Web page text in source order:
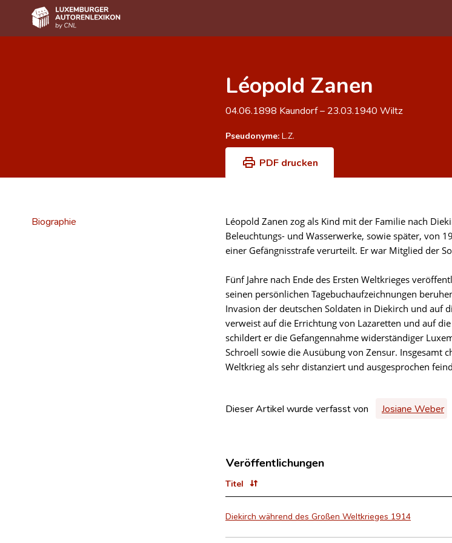
Forschungsgruppe
Léopold Zanen
04.06.1898 Kaundorf– 23.03.1940 Wiltz
Pseudonyme: L.Z.
PDF drucken
Biographie
Léopold Zanen zog als Kind mit der Familie nach
Beleuchtungs- und Wasserwerke, sowie später, von
einer Gefängnisstrafe verurteilt. Er war Mitglied der
Fünf Jahre nach Ende des Ersten Weltkrieges
seinen persönlichen Tagebuchaufzeichnungen
Invasion der deutschen Soldaten in Diekirch und auf
verweist auf die Errichtung von Lazaretten und auf
schildert er die Gefangennahme widerständiger
Schroell sowie die Ausübung von Zensur. Insgesamt
Weltkrieg als sehr distanziert und ausgesprochen
Dieser Artikel wurde verfasst von Josiane Weber
Veröffentlichungen
Titel
Diekirch während des Großen Weltkrieges 1914